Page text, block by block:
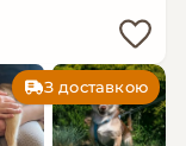
З доставкою